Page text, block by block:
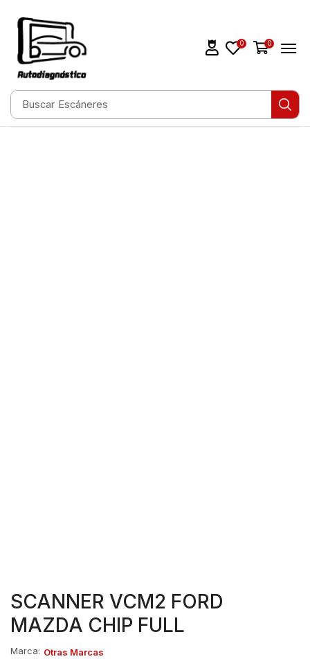
Buscar Escáneres
0 0
SCANNER VCM2 FORD
MAZDA CHIP FULL
Marca: Otras Marcas